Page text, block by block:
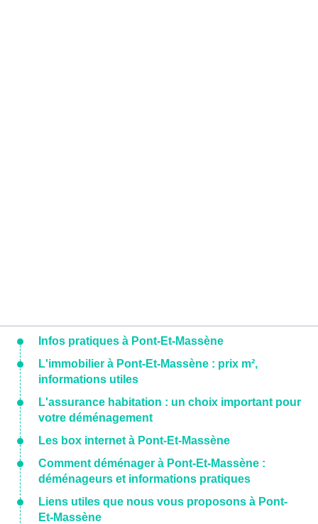
Infos pratiques à Pont-Et-Massène
L'immobilier à Pont-Et-Massène : prix m²,
informations utiles
L'assurance habitation : un choix important pour
votre déménagement
Les box internet à Pont-Et-Massène
Comment déménager à Pont-Et-Massène :
déménageurs et informations pratiques
Liens utiles que nous vous proposons à Pont-
Et-Massène